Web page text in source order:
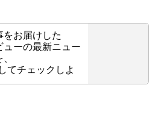
をお届けした
ューの最新ニュー
してチェックしよ